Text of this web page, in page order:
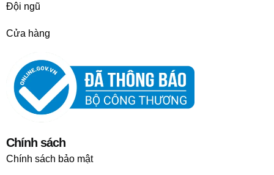
Đội ngũ
Cửa hàng
Chính sách
Chính sách bảo mật